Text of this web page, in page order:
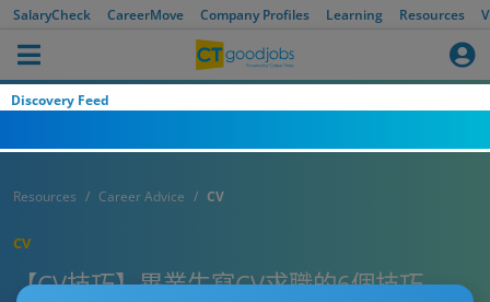
SalaryCheck CareerMove Company Profiles Learning Resources
Discovery Feed
Resources Career Advice CV
CV
【CV技巧】畢業生寫CV求職的6個技巧